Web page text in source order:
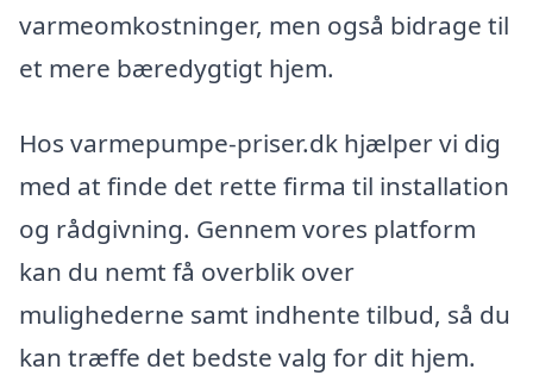
varmeomkostninger, men også bidrage til
et mere bæredygtigt hjem.
Hos varmepumpe-priser.dk hjælper vi dig
med at finde det rette firma til installation
og rådgivning. Gennem vores platform
kan du nemt få overblik over
mulighederne samt indhente tilbud, så du
kan træffe det bedste valg for dit hjem.